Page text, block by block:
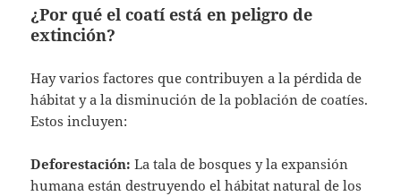
¿Por qué el coatí está en peligro de
extinción?
Hay varios factores que contribuyen a la pérdida de
hábitat y a la disminución de la población de coatíes.
Estos incluyen:
Deforestación: La tala de bosques y la expansión
humana están destruyendo el hábitat natural de los